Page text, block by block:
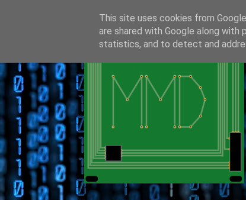
This site uses cookies from
are shared with Google along
statistics, and to detect and